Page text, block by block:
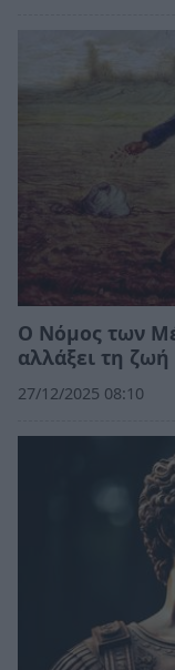
Ο Νόμος των
αλλάξει τη
27/12/2025 08:10